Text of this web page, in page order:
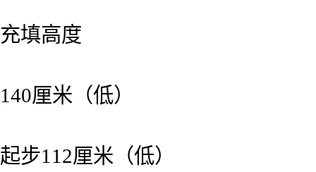
充填高度
140厘米（低）
起步112厘米（低）